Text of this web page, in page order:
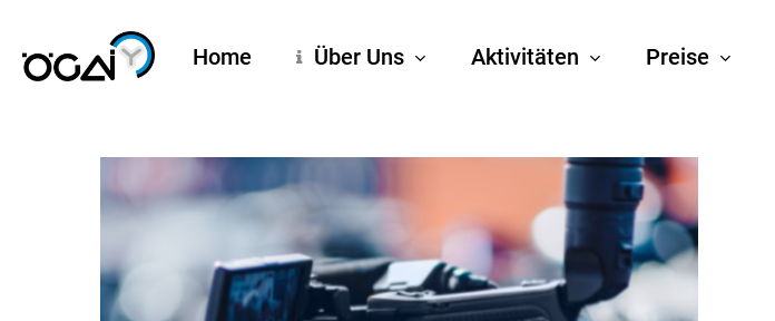
Home Über Uns Aktivitäten Preise